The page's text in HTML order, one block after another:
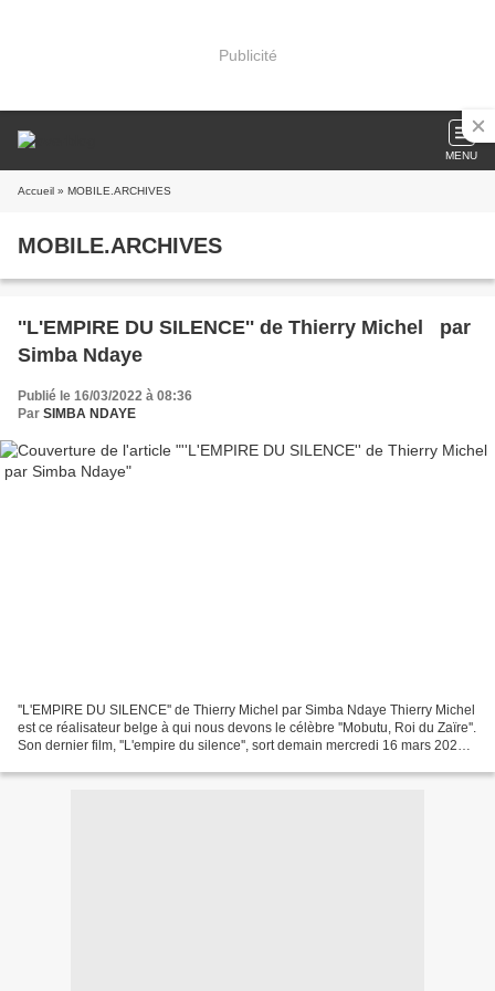
Publicité
MENU
Accueil » MOBILE.ARCHIVES
MOBILE.ARCHIVES
''L'EMPIRE DU SILENCE'' de Thierry Michel par
Simba Ndaye
Publié le 16/03/2022 à 08:36
Par SIMBA NDAYE
''L'EMPIRE DU SILENCE'' de Thierry Michel par Simba Ndaye Thierry Michel
est ce réalisateur belge à qui nous devons le célèbre ''Mobutu, Roi du Zaïre''.
Son dernier film, ''L'empire du silence'', sort demain mercredi 16 mars 2022